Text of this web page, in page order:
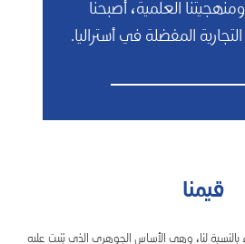
العلمية، أصبحنا
المفضلة في أستراليا.
قيمنا
لنا، وهي الأساس الجوهري الذي بُنيت عليه